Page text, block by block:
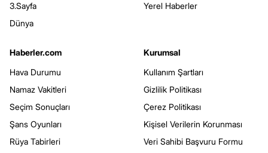
3.Sayfa
Dünya
Yerel Haberler
Haberler.com
Hava Durumu
Namaz Vakitleri
Seçim Sonuçları
Şans Oyunları
Rüya Tabirleri
Kurumsal
Kullanım Şartları
Gizlilik Politikası
Çerez Politikası
Kişisel Verilerin Korunması
Veri Sahibi Başvuru Formu